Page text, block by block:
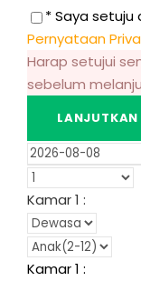
* Saya setuju
Pernyataan
Harap setujui
sebelum
Kamar1 :
Kamar1 :